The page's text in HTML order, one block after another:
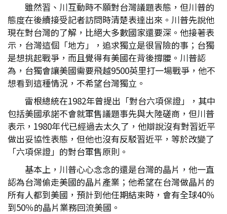
雖然習、川互動時不願對台灣議題表態，但川普的
態度在後續接受記者訪問時清楚表達出來。川普先說他
現在對台灣的了解，比絕大多數國家還要深。他接著表
示，台灣這個「地方」，追求獨立是很冒險的事；台獨
是想挑起戰爭，而且覺得有美國在背後撐腰。川普認
為，台獨會讓美國需要飛越9500英里打一場戰爭，他不
想看到這種情況，不希望台灣獨立。
雷根總統在1982年曾提出「對台六項保證」，其中
包括美國承諾不會就軍售議題事先與大陸磋商，但川普
表示，1980年代已經過去太久了，他辯說沒有對習近平
做出妥協性表態，但他也沒有反駁習近平，等於改變了
「六項保證」的對台軍售原則。
基本上，川普心心念念的還是台灣的晶片，他一直
認為台灣偷走美國的晶片產業；他希望在台灣做晶片的
所有人都到美國，預計到他任期結束時，會有全球40％
到50％的晶片業務回流美國。